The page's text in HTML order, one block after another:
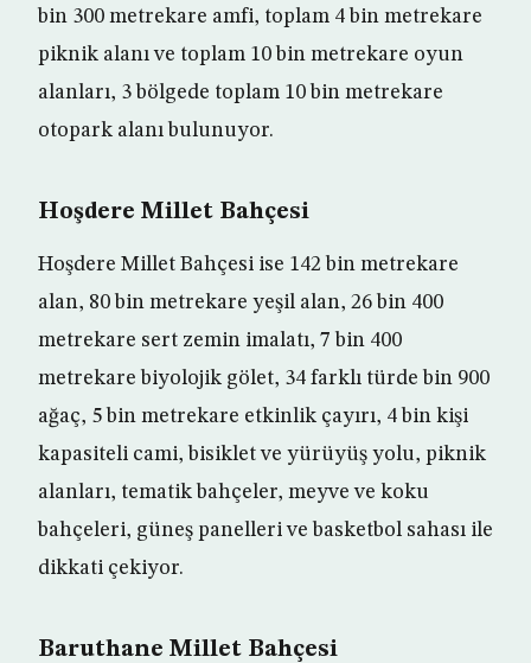
bin 300 metrekare amfi, toplam 4 bin metrekare
piknik alanı ve toplam 10 bin metrekare oyun
alanları, 3 bölgede toplam 10 bin metrekare
otopark alanı bulunuyor.
Hoşdere Millet Bahçesi
Hoşdere Millet Bahçesi ise 142 bin metrekare
alan, 80 bin metrekare yeşil alan, 26 bin 400
metrekare sert zemin imalatı, 7 bin 400
metrekare biyolojik gölet, 34 farklı türde bin 900
ağaç, 5 bin metrekare etkinlik çayırı, 4 bin kişi
kapasiteli cami, bisiklet ve yürüyüş yolu, piknik
alanları, tematik bahçeler, meyve ve koku
bahçeleri, güneş panelleri ve basketbol sahası ile
dikkati çekiyor.
Baruthane Millet Bahçesi